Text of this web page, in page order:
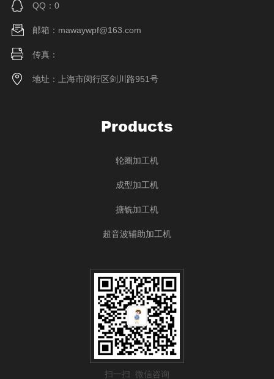
QQ：0
邮箱：mawaywpf@163.com
传真：
地址：上海市闵行区剑川路951号
Products
轮圈加工机
成型加工机
搪铣加工机
超音波辅助加工机
扫一扫 微信咨询